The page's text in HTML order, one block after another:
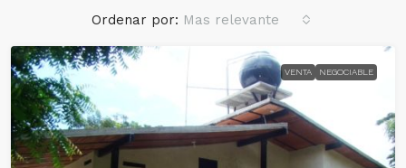
Ordenar por: Mas relevante
VENTA NEGOCIABLE